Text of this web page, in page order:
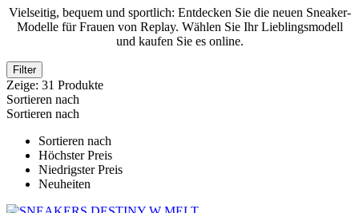
Vielseitig, bequem und sportlich: Entdecken Sie die neuen Sneaker-
Modelle für Frauen von Replay. Wählen Sie Ihr Lieblingsmodell
und kaufen Sie es online.
Filter
Zeige: 31 Produkte
Sortieren nach
Sortieren nach
Sortieren nach
Höchster Preis
Niedrigster Preis
Neuheiten